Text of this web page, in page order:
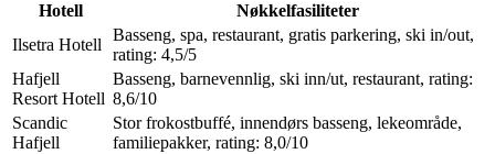
Hotell
Nøkkelfasiliteter
Ilsetra Hotell
Basseng, spa, restaurant, gratis parkering, ski in/out,
rating: 4,5/5
Hafjell
Resort Hotell
Basseng, barnevennlig, ski inn/ut, restaurant, rating:
8,6/10
Scandic
Hafjell
Stor frokostbuffé, innendørs basseng, lekeområde,
familiepakker, rating: 8,0/10